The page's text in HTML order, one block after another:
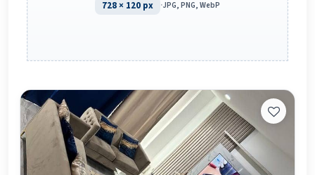
728 × 120 px ·JPG, PNG, WebP